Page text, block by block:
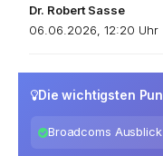
Dr. Robert Sasse
06.06.2026, 12:20 Uhr
Die wichtigsten
Broadcoms